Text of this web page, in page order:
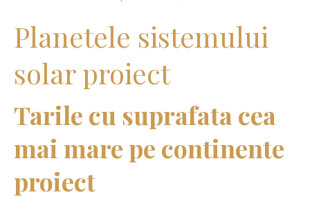
Planetele sistemului
solar proiect
Tarile cu suprafata cea
mai mare pe continente
proiect